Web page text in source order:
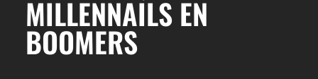
MILLENNAILS EN
BOOMERS